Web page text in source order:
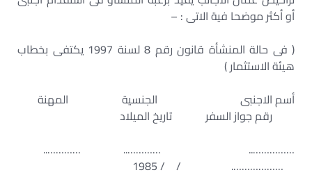
أو أكثر موضحا فية الاتى : –
( فى حالة المنشأة قانون رقم 8 لسنة 1997 يكتفى بخطاب
هيئة الاستثمار )
أسم الاجنبى الجنسية المهنة
رقم جواز السفر تاريخ الميلاد
…………….. ………….. …………..
………………. / / 1985